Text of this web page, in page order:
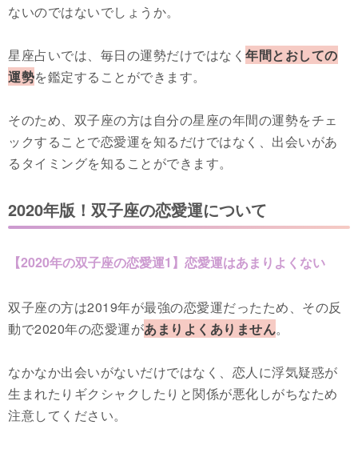
ないのではないでしょうか。
星座占いでは、毎日の運勢だけではなく 年間とおしての
運勢を鑑定することができます。
そのため、双子座の方は自分の星座の年間の運勢をチェ
ックすることで恋愛運を知るだけではなく、出会いがあ
るタイミングを知ることができます。
2020年版！双子座の恋愛運について
【2020年の双子座の恋愛運1】恋愛運はあまりよくない
双子座の方は2019年が最強の恋愛運だったため、その反
動で2020年の恋愛運があまりよくありません。
なかなか出会いがないだけではなく、恋人に浮気疑惑が
生まれたりギクシャクしたりと関係が悪化しがちなため
注意してください。